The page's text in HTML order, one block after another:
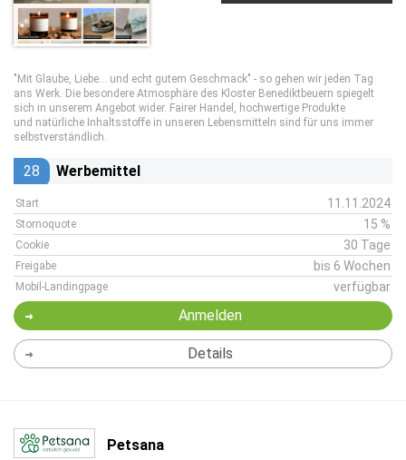
"Mit Glaube, Liebe... und echt gutem Geschmack" - so gehen wir jeden Tag
ans Werk. Die besondere Atmosphäre des Kloster Benediktbeuern spiegelt
sich in unserem Angebot wider. Fairer Handel, hochwertige Produkte
und natürliche Inhaltsstoffe in unseren Lebensmitteln sind für uns immer
selbstverständlich.
28 Werbemittel
Start 11.11.2024
Stornoquote 15 %
Cookie 30 Tage
Freigabe bis 6 Wochen
Mobil-Landingpage verfügbar
Anmelden
Details
Petsana